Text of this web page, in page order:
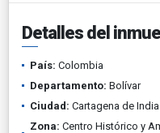
Detalles del
País: Colombia
Departamento: Bolívar
Ciudad: Cartagena de
Zona: Centro Histórico y